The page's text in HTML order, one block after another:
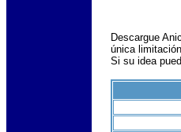
Descargue
única
Si su idea